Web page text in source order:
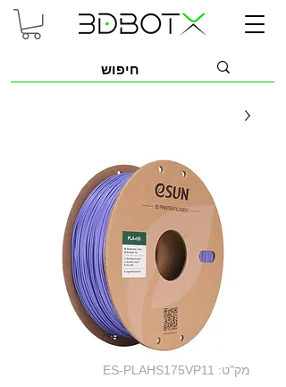
מק"ט: ES-PLAHS175VP11